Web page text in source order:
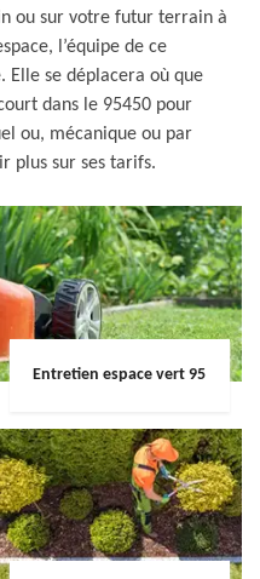
ou sur votre futur terrain à
l’équipe de ce
Elle se déplacera où que
dans le 95450 pour
ou, mécanique ou par
plus sur ses tarifs.
Entretien espace vert 95